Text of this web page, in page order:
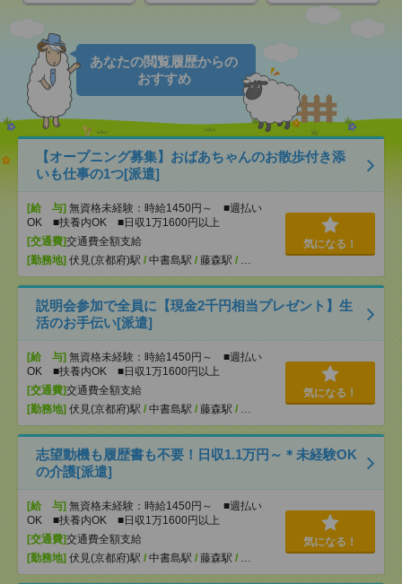
あなたの閲覧履歴からの
おすすめ
【オープニング募集】おばあちゃんのお散歩付き添
いも仕事の1つ[派遣]
[給 与] 無資格未経験：時給1450円～ ■週払い
OK ■扶養内OK ■日収1万1600円以上
[交通費]交通費全額支給
[勤務地] 伏見(京都府)駅 / 中書島駅 / 藤森駅 / …
気になる！
説明会参加で全員に【現金2千円相当プレゼント】生
活のお手伝い[派遣]
[給 与] 無資格未経験：時給1450円～ ■週払い
OK ■扶養内OK ■日収1万1600円以上
[交通費]交通費全額支給
[勤務地] 伏見(京都府)駅 / 中書島駅 / 藤森駅 / …
気になる！
志望動機も履歴書も不要！日収1.1万円～＊未経験OK
の介護[派遣]
[給 与] 無資格未経験：時給1450円～ ■週払い
OK ■扶養内OK ■日収1万1600円以上
[交通費]交通費全額支給
[勤務地] 伏見(京都府)駅 / 中書島駅 / 藤森駅 / …
気になる！